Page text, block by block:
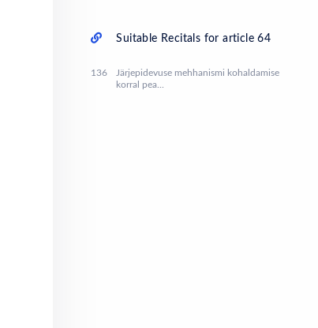
Suitable Recitals for article 64
136
Järjepidevuse mehhanismi kohaldamise
korral pea...